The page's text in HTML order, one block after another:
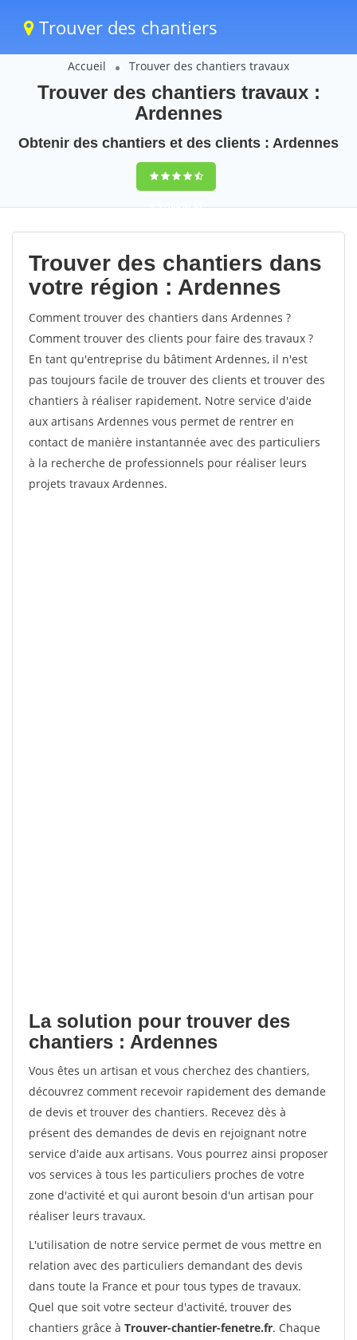
Trouver des chantiers
Accueil Trouver des chantiers travaux
Trouver des chantiers travaux :
Ardennes
Obtenir des chantiers et des clients : Ardennes
9,5(100%)55
votes
Trouver des chantiers dans
votre région : Ardennes
Comment trouver des chantiers dans Ardennes ?
Comment trouver des clients pour faire des travaux ?
En tant qu'entreprise du bâtiment Ardennes, il n'est
pas toujours facile de trouver des clients et trouver des
chantiers à réaliser rapidement. Notre service d'aide
aux artisans Ardennes vous permet de rentrer en
contact de manière instantannée avec des particuliers
à la recherche de professionnels pour réaliser leurs
projets travaux Ardennes.
La solution pour trouver des
chantiers : Ardennes
Vous êtes un artisan et vous cherchez des chantiers,
découvrez comment recevoir rapidement des demande
de devis et trouver des chantiers. Recevez dès à
présent des demandes de devis en rejoignant notre
service d'aide aux artisans. Vous pourrez ainsi proposer
vos services à tous les particuliers proches de votre
zone d'activité et qui auront besoin d'un artisan pour
réaliser leurs travaux.
L'utilisation de notre service permet de vous mettre en
relation avec des particuliers demandant des devis
dans toute la France et pour tous types de travaux.
Quel que soit votre secteur d'activité, trouver des
chantiers grâce à Trouver-chantier-fenetre.fr. Chaque